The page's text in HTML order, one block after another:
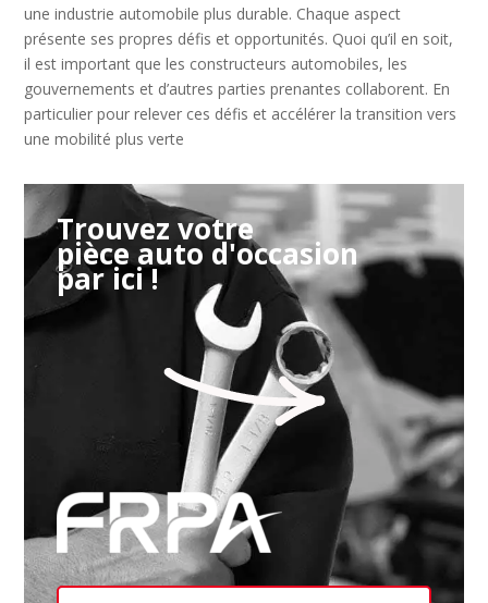
une industrie automobile plus durable. Chaque aspect
présente ses propres défis et opportunités. Quoi qu’il en soit,
il est important que les constructeurs automobiles, les
gouvernements et d’autres parties prenantes collaborent. En
particulier pour relever ces défis et accélérer la transition vers
une mobilité plus verte
Trouvez votre
pièce auto d'occasion
par ici !